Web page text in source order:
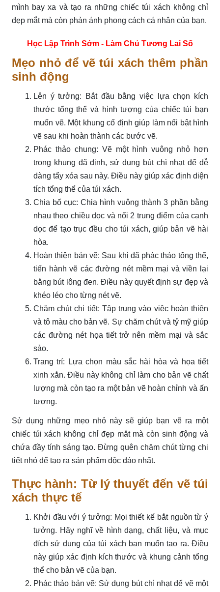
mình bay xa và tạo ra những chiếc túi xách không chỉ
đẹp mắt mà còn phản ánh phong cách cá nhân của bạn.
Học Lập Trình Sớm - Làm Chủ Tương Lai Số
Mẹo nhỏ để vẽ túi xách thêm phần
sinh động
Lên ý tưởng: Bắt đầu bằng việc lựa chọn kích
thước tổng thể và hình tượng của chiếc túi bạn
muốn vẽ. Một khung cố định giúp làm nổi bật hình
vẽ sau khi hoàn thành các bước vẽ.
Phác thảo chung: Vẽ một hình vuông nhỏ hơn
trong khung đã định, sử dụng bút chì nhạt để dễ
dàng tẩy xóa sau này. Điều này giúp xác định diện
tích tổng thể của túi xách.
Chia bố cục: Chia hình vuông thành 3 phần bằng
nhau theo chiều dọc và nối 2 trung điểm của cạnh
dọc để tạo trục đều cho túi xách, giúp bản vẽ hài
hòa.
Hoàn thiện bản vẽ: Sau khi đã phác thảo tổng thể,
tiến hành vẽ các đường nét mềm mại và viền lại
bằng bút lông đen. Điều này quyết định sự đẹp và
khéo léo cho từng nét vẽ.
Chăm chút chi tiết: Tập trung vào việc hoàn thiện
và tô màu cho bản vẽ. Sự chăm chút và tỷ mỹ giúp
các đường nét họa tiết trở nên mềm mại và sắc
sảo.
Trang trí: Lựa chọn màu sắc hài hòa và họa tiết
xinh xắn. Điều này không chỉ làm cho bản vẽ chất
lượng mà còn tạo ra một bản vẽ hoàn chỉnh và ấn
tượng.
Sử dụng những mẹo nhỏ này sẽ giúp bạn vẽ ra một
chiếc túi xách không chỉ đẹp mắt mà còn sinh động và
chứa đầy tính sáng tạo. Đừng quên chăm chút từng chi
tiết nhỏ để tạo ra sản phẩm độc đáo nhất.
Thực hành: Từ lý thuyết đến vẽ túi
xách thực tế
Khởi đầu với ý tưởng: Mọi thiết kế bắt nguồn từ ý
tưởng. Hãy nghĩ về hình dạng, chất liệu, và mục
đích sử dụng của túi xách bạn muốn tạo ra. Điều
này giúp xác định kích thước và khung cảnh tổng
thể cho bản vẽ của bạn.
Phác thảo bản vẽ: Sử dụng bút chì nhạt để vẽ một